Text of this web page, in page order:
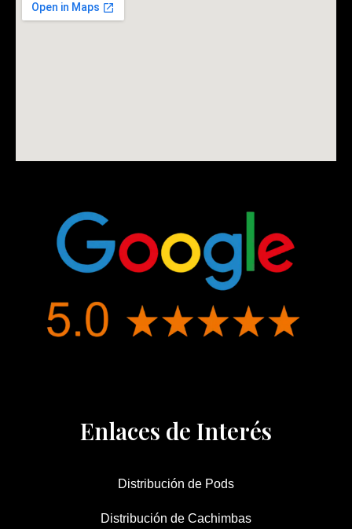
Enlaces de Interés
Distribución de Pods
Distribución de Cachimbas